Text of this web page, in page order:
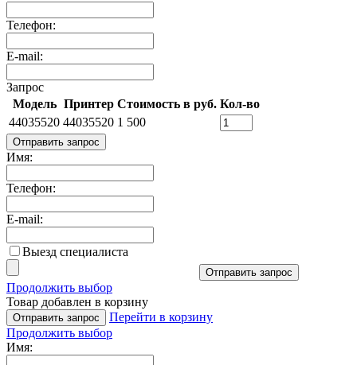
Телефон:
E-mail:
Запрос
Модель Принтер Стоимость в руб. Кол-во
44035520 44035520 1 500
Отправить запрос
Имя:
Телефон:
E-mail:
Выезд специалиста
Отправить запрос
Продолжить выбор
Товар добавлен в корзину
Отправить запрос
Перейти в корзину
Продолжить выбор
Имя: